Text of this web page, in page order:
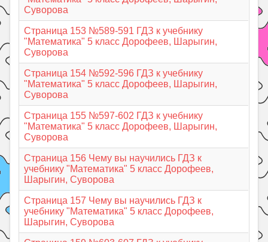
Суворова
Страница 153 №589-591 ГДЗ к учебнику
"Математика" 5 класс Дорофеев, Шарыгин,
Суворова
Страница 154 №592-596 ГДЗ к учебнику
"Математика" 5 класс Дорофеев, Шарыгин,
Суворова
Страница 155 №597-602 ГДЗ к учебнику
"Математика" 5 класс Дорофеев, Шарыгин,
Суворова
Страница 156 Чему вы научились ГДЗ к
учебнику "Математика" 5 класс Дорофеев,
Шарыгин, Суворова
Страница 157 Чему вы научились ГДЗ к
учебнику "Математика" 5 класс Дорофеев,
Шарыгин, Суворова